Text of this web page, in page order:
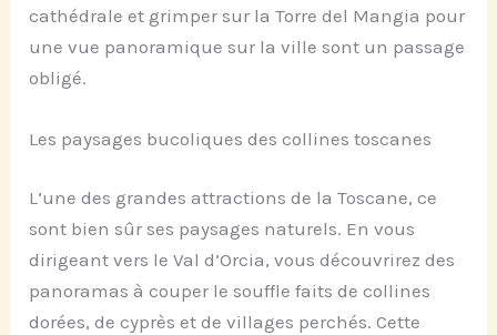
cathédrale et grimper sur la Torre del Mangia pour
une vue panoramique sur la ville sont un passage
obligé.
Les paysages bucoliques des collines toscanes
L’une des grandes attractions de la Toscane, ce
sont bien sûr ses paysages naturels. En vous
dirigeant vers le Val d’Orcia, vous découvrirez des
panoramas à couper le souffle faits de collines
dorées, de cyprès et de villages perchés. Cette